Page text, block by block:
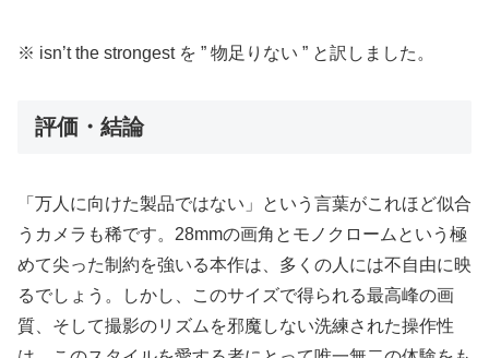
※ isn’t the strongest を ” 物足りない ” と訳しました。
評価・結論
「万人に向けた製品ではない」という言葉がこれほど似合
うカメラも稀です。28mmの画角とモノクロームという極
めて尖った制約を強いる本作は、多くの人には不自由に映
るでしょう。しかし、このサイズで得られる最高峰の画
質、そして撮影のリズムを邪魔しない洗練された操作性